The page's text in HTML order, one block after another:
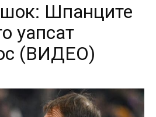
Шпанците
уапсат
(ВИДЕО)